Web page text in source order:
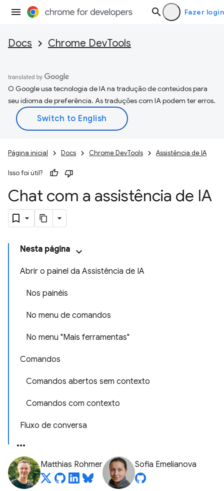
Fazer login
Docs Chrome DevTools
O Google usa tecnologia de IA na tradução de conteúdos para
seu idioma de preferência. As traduções com IA podem ter erros.
Página inicial Docs Chrome DevTools Assistência de IA
Isso foi útil?
Chat com a assistência de IA
Nesta página
Abrir o painel da Assistência de IA
Nos painéis
No menu de comandos
No menu "Mais ferramentas"
Comandos
Comandos abertos sem contexto
Comandos com contexto
Fluxo de conversa
Matthias Rohmer Sofia Emelianova